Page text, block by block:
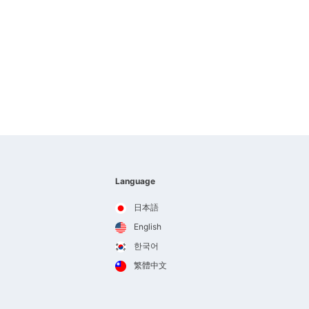
Language
日本語
English
한국어
繁體中文